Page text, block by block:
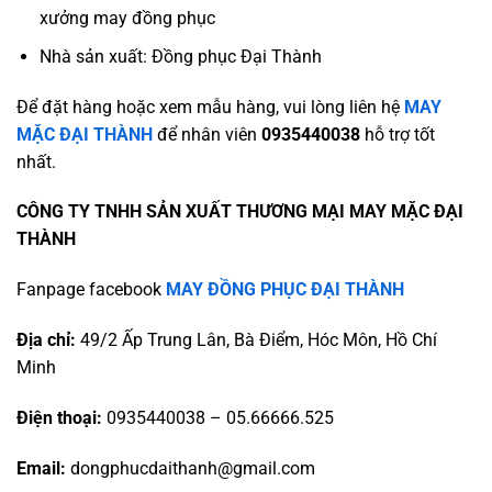
xưởng may đồng phục
Nhà sản xuất: Đồng phục Đại Thành
Để đặt hàng hoặc xem mẫu hàng, vui lòng liên hệ MAY
MẶC ĐẠI THÀNH để nhân viên 0935440038 hỗ trợ tốt
nhất.
CÔNG TY TNHH SẢN XUẤT THƯƠNG MẠI MAY MẶC ĐẠI
THÀNH
Fanpage facebook MAY ĐỒNG PHỤC ĐẠI THÀNH
Địa chỉ: 49/2 Ấp Trung Lân, Bà Điểm, Hóc Môn, Hồ Chí
Minh
Điện thoại: 0935440038 – 05.66666.525
Email: dongphucdaithanh@gmail.com